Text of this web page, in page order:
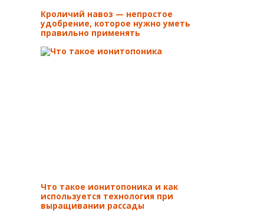
Кроличий навоз — непростое
удобрение, которое нужно уметь
правильно применять
Что такое ионитопоника и как
используется технология при
выращивании рассады